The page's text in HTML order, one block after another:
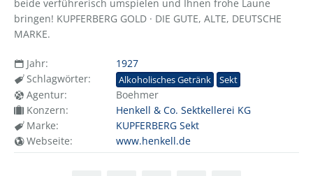
beide verführerisch umspielen und Ihnen frohe Laune
bringen! KUPFERBERG GOLD · DIE GUTE, ALTE, DEUTSCHE
MARKE.
Jahr:
1927
Schlagwörter:
Alkoholisches Getränk Sekt
Agentur:
Boehmer
Konzern:
Henkell & Co. Sektkellerei KG
Marke:
KUPFERBERG Sekt
Webseite:
www.henkell.de